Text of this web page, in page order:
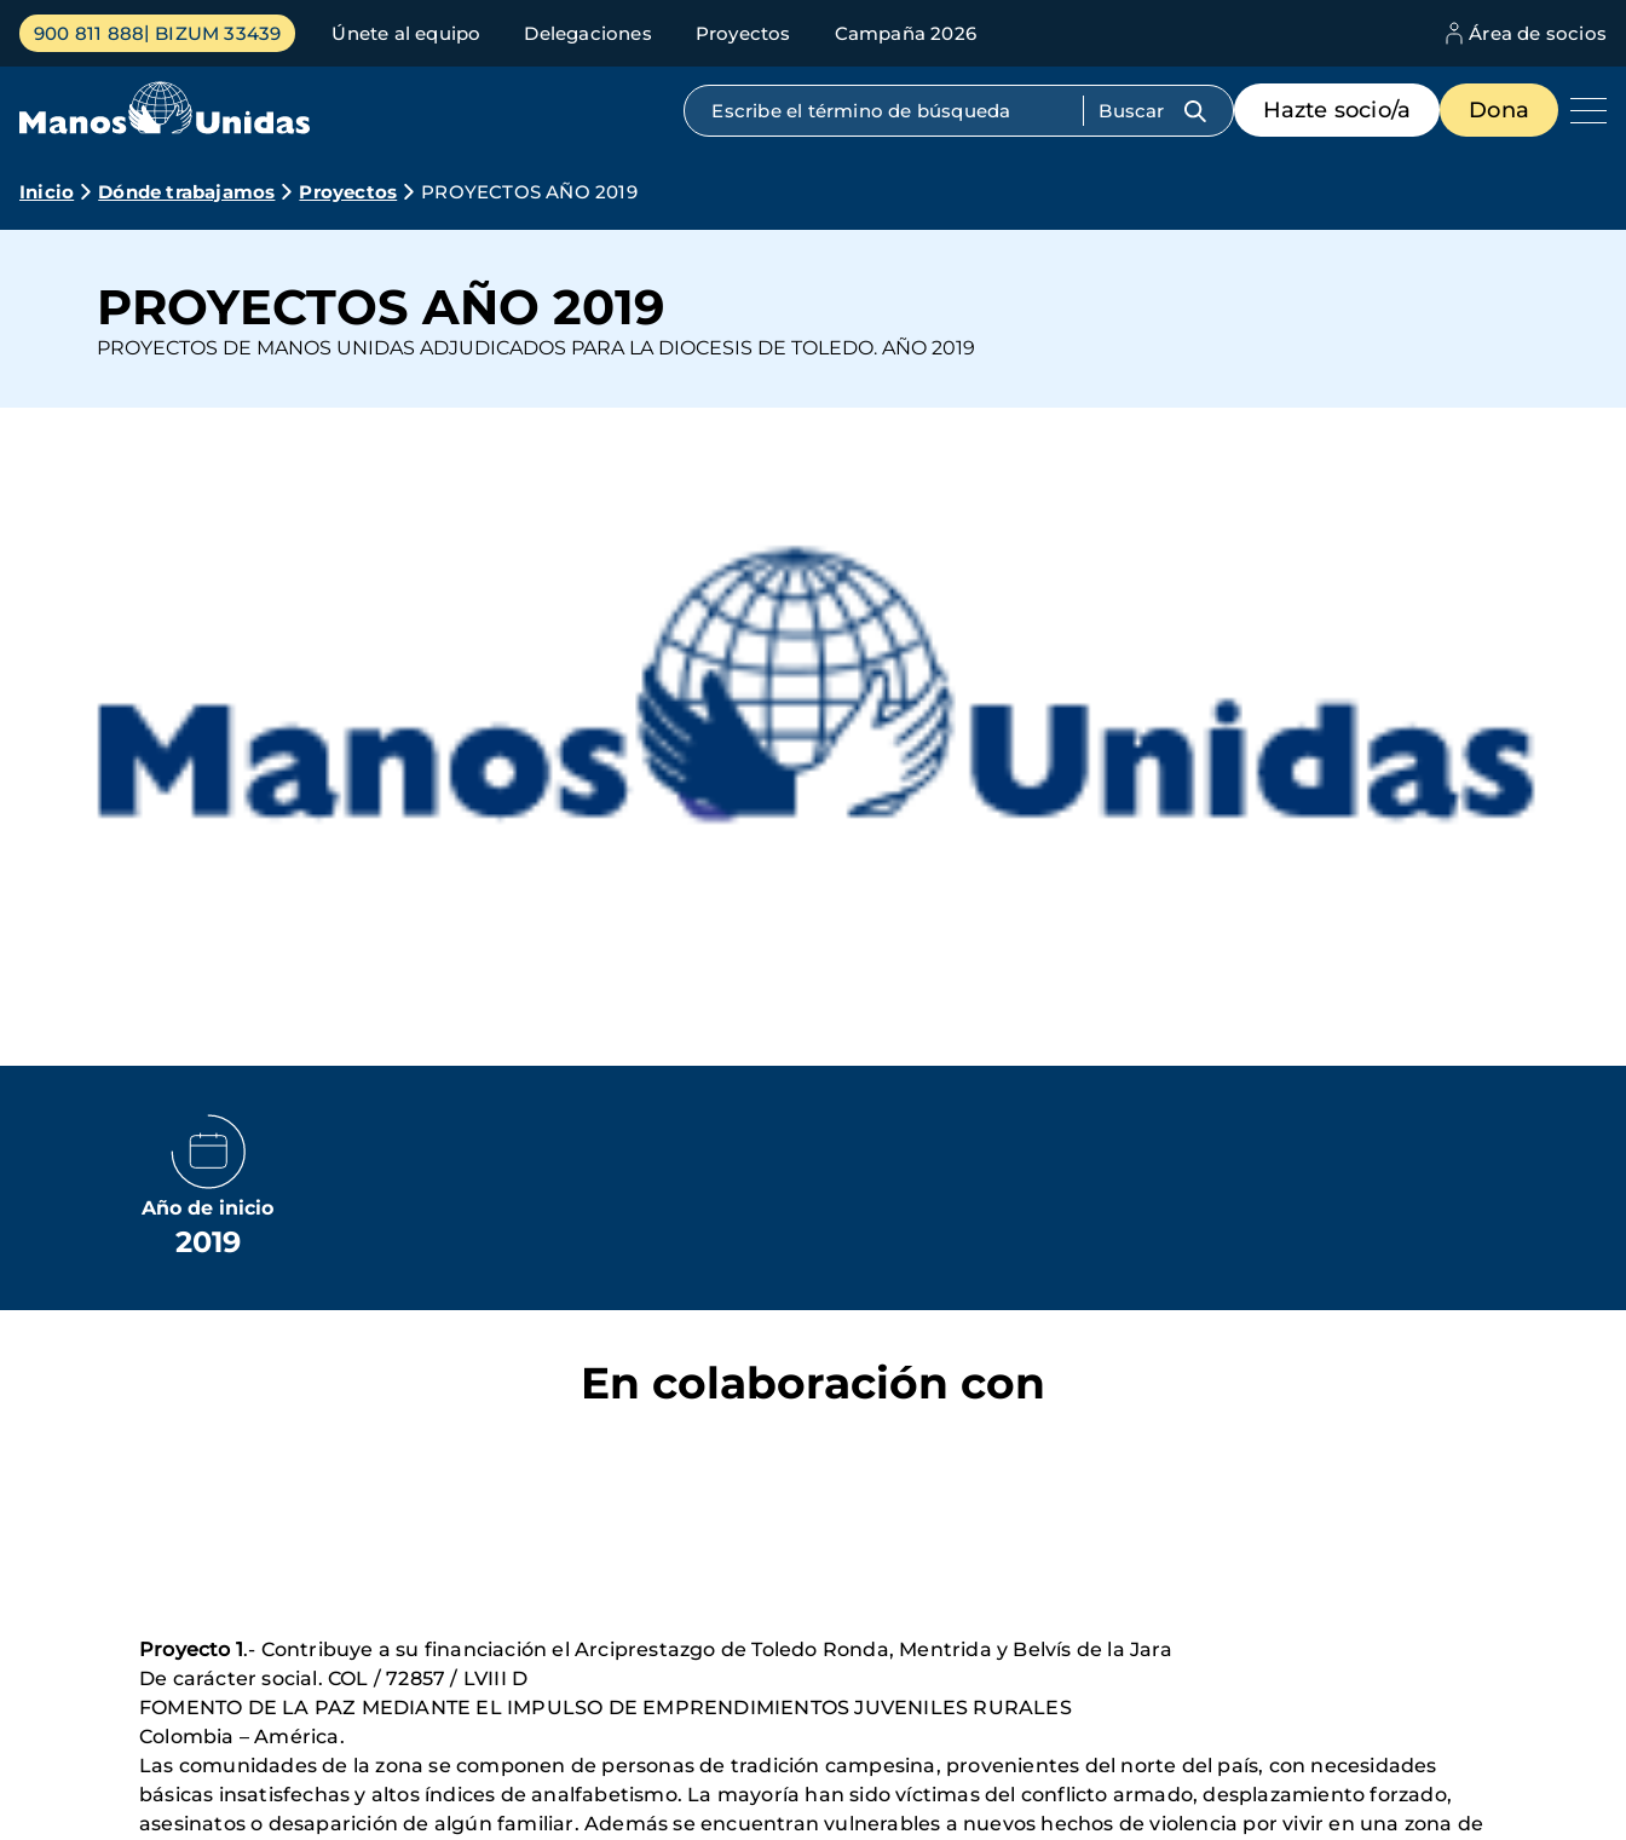
Pasar
contenido
Menú
principal
900 811 888 BIZUM 33439 Únete al equipo Delegaciones Proyectos Campaña 2026 Área de socios
Búsqueda por texto completo
Menú
de
destacados
Hazte socio/a Dona
Ruta
navegación
Inicio Dónde trabajamos Proyectos PROYECTOS AÑO 2019
PROYECTOS AÑO 2019
PROYECTOS DE MANOS UNIDAS ADJUDICADOS PARA LA DIOCESIS DE TOLEDO. AÑO 2019
Año de inicio
2019
En colaboración con
Proyecto 1.- Contribuye a su financiación el Arciprestazgo de Toledo Ronda, Mentrida y Belvís de la Jara
De carácter social. COL / 72857 / LVIII D
FOMENTO DE LA PAZ MEDIANTE EL IMPULSO DE EMPRENDIMIENTOS JUVENILES RURALES
Colombia – América.
Las comunidades de la zona se componen de personas de tradición campesina, provenientes del norte del país, con necesidades
básicas insatisfechas y altos índices de analfabetismo. La mayoría han sido víctimas del conflicto armado, desplazamiento forzado,
asesinatos o desaparición de algún familiar. Además se encuentran vulnerables a nuevos hechos de violencia por vivir en una zona de